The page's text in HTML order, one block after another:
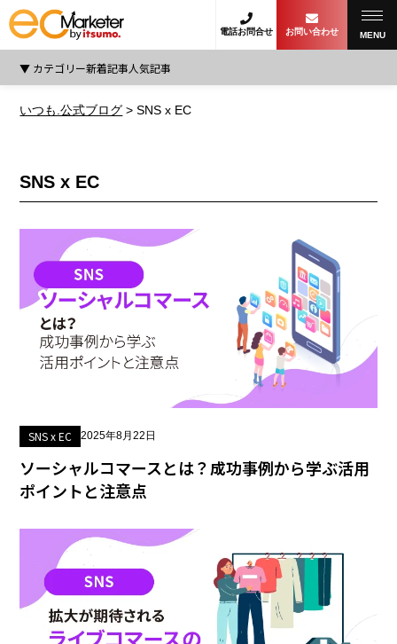
電話お問合せ お問い合わせ MENU
CATEGORY
SNS x EC
カテゴリー新着記事人気記事
いつも.公式ブログ >SNS x EC
SNS x EC
SNS x EC 2025年8月22日
ソーシャルコマースとは？成功事例から学ぶ活用
ポイントと注意点